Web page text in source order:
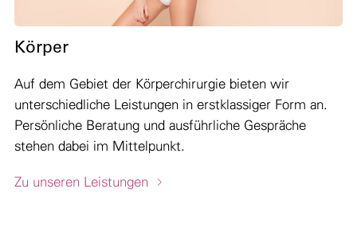
Körper
Auf dem Gebiet der Körperchirurgie bieten wir
unterschiedliche Leistungen in erstklassiger Form an.
Persönliche Beratung und ausführliche Gespräche
stehen dabei im Mittelpunkt.
Zu unseren Leistungen